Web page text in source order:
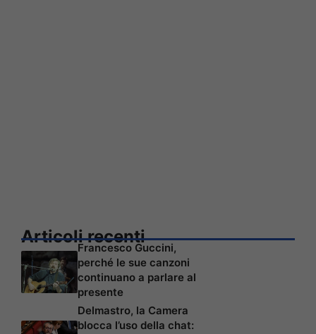
Articoli recenti
Francesco Guccini,
perché le sue canzoni
continuano a parlare al
presente
Delmastro, la Camera
blocca l’uso della chat: